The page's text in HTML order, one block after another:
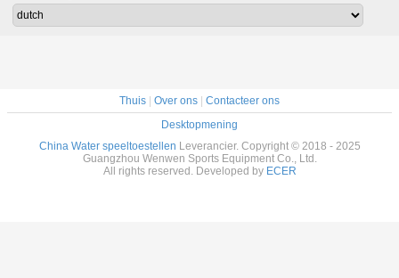
Interactieve
Thuis | Over ons | Contacteer ons
Desktopmening
China Water speeltoestellen Leverancier. Copyright © 2018 - 2025
Guangzhou Wenwen Sports Equipment Co., Ltd.
All rights reserved. Developed by ECER